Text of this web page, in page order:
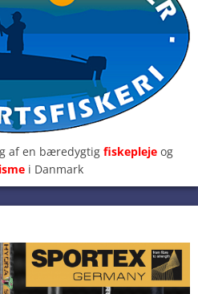
af en bæredygtig fiskepleje og
i Danmark